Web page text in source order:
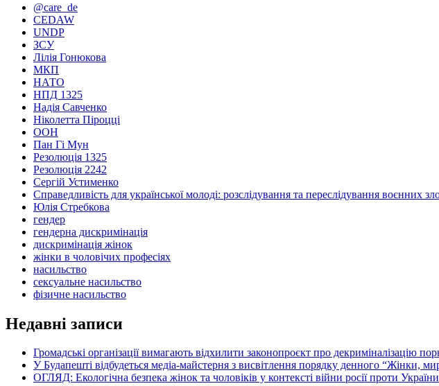
@care_de
CEDAW
UNDP
ЗСУ
Лілія Гонюкова
МКП
НАТО
НПД 1325
Надія Савченко
Ніколетта Піроцці
ООН
Пан Гі Мун
Резолюція 1325
Резолюція 2242
Сергій Устименко
Справедливість для української молоді: розслідування та переслідування воєнних
Юлія Стребкова
гендер
гендерна дискримінація
дискримінація жінок
жінки в чоловічих професіях
насильство
сексуальне насильство
фізичне насильство
Недавні записи
Громадські організації вимагають відхилити законопроєкт про декриміналізацію
У Будапешті відбудеться медіа-майстерня з висвітлення порядку денного “Жінки,
ОГЛЯД: Екологічна безпека жінок та чоловіків у контексті війни росії проти України